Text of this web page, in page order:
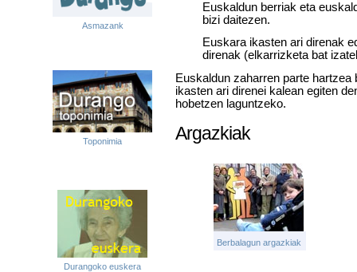
Asmazank
Toponimia
Durangoko euskera
Euskaldun berriak eta
bizi daitezen.
Euskara ikasten ari direnak
direnak (elkarrizketa bat
Euskaldun zaharren parte
ikasten ari direnei kalean egiten
hobetzen laguntzeko.
Argazkiak
Berbalagun argazkiak